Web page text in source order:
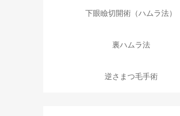
下眼瞼切開術（ハムラ法）
裏ハムラ法
逆さまつ毛手術